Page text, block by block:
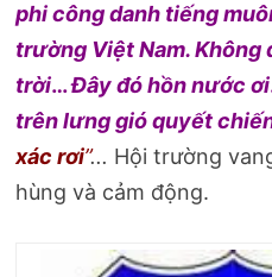
phi công danh tiếng
trường Việt Nam. Không
trời…Ðây đó hồn nước ơi
trên lưng gió quyết
xác rơi”... Hội trường
hùng và cảm động.